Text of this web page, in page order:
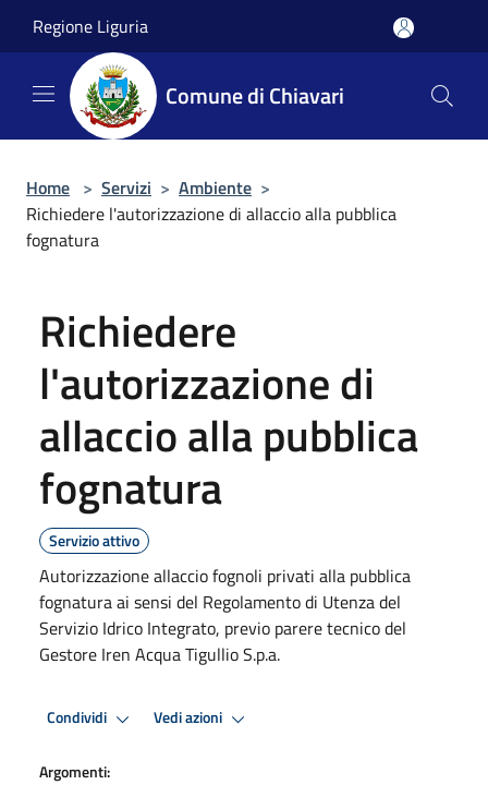
Regione Liguria
Comune di Chiavari
Home > Servizi > Ambiente >
Richiedere l'autorizzazione di allaccio alla pubblica
fognatura
Richiedere
l'autorizzazione di
allaccio alla pubblica
fognatura
Servizio attivo
Autorizzazione allaccio fognoli privati alla pubblica
fognatura ai sensi del Regolamento di Utenza del
Servizio Idrico Integrato, previo parere tecnico del
Gestore Iren Acqua Tigullio S.p.a.
Condividi Vedi azioni
Argomenti: